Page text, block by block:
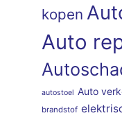
kopen
Auto
autostoel Auto
brandstof